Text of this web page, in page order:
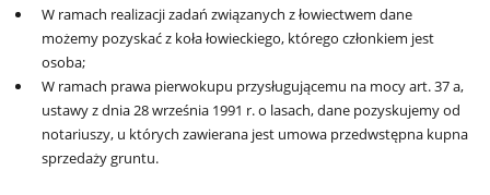
W ramach realizacji zadań związanych z łowiectwem dane
możemy pozyskać z koła łowieckiego, którego członkiem jest
osoba;
W ramach prawa pierwokupu przysługującemu na mocy art. 37 a,
ustawy z dnia 28 września 1991 r. o lasach, dane pozyskujemy od
notariuszy, u których zawierana jest umowa przedwstępna kupna
sprzedaży gruntu.